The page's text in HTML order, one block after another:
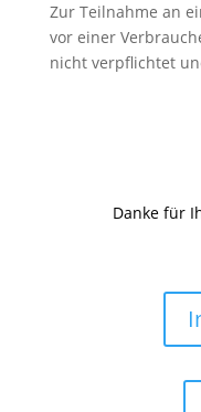
Zur Teilnahme an
vor einer
nicht verpflichtet
Danke für